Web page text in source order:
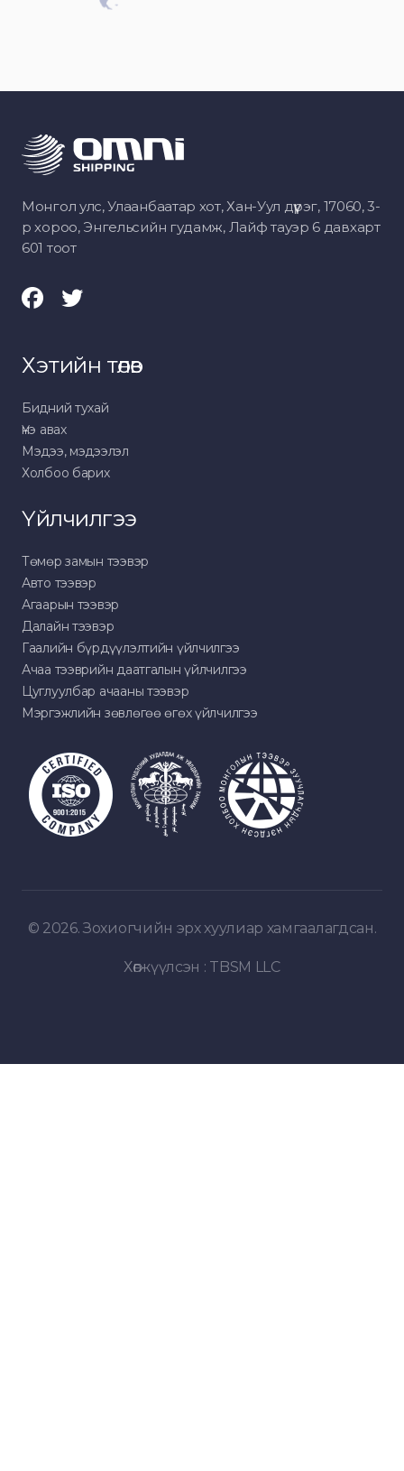
Монгол улс, Улаанбаатар хот, Хан-Уул дүүрэг, 17060, 3-
р хороо, Энгельсийн гудамж, Лайф тауэр 6 давхарт
601 тоот
Хэтийн төлөв
Бидний тухай
Үнэ авах
Мэдээ, мэдээлэл
Холбоо барих
Үйлчилгээ
Төмөр замын тээвэр
Авто тээвэр
Агаарын тээвэр
Далайн тээвэр
Гаалийн бүрдүүлэлтийн үйлчилгээ
Ачаа тээврийн даатгалын үйлчилгээ
Цуглуулбар ачааны тээвэр
Мэргэжлийн зөвлөгөө өгөх үйлчилгээ
© 2026. Зохиогчийн эрх хуулиар хамгаалагдсан.
Хөгжүүлсэн : TBSM LLC